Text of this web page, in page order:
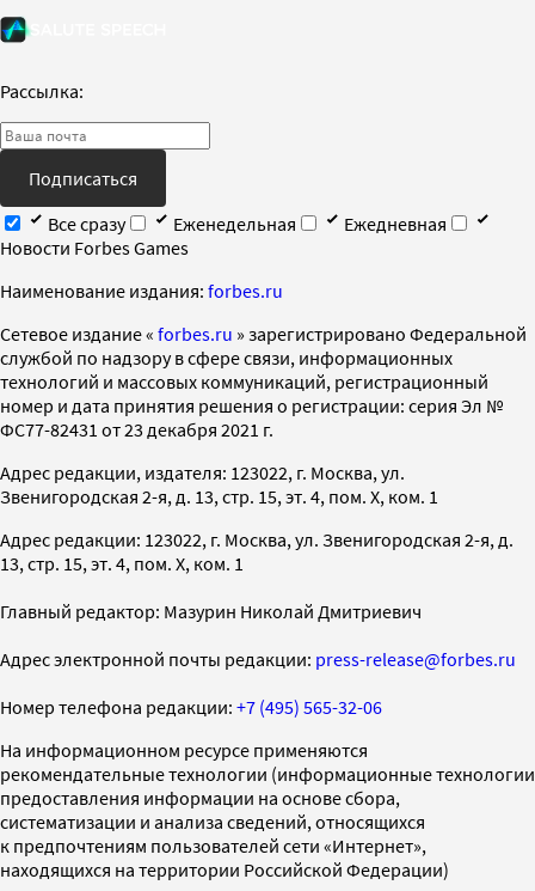
Рассылка:
Подписаться
Все сразу
Еженедельная
Ежедневная
Новости Forbes Games
Наименование издания: forbes.ru
Cетевое издание « forbes.ru » зарегистрировано Федеральной
службой по надзору в сфере связи, информационных
технологий и массовых коммуникаций, регистрационный
номер и дата принятия решения о регистрации: серия Эл №
ФС77-82431 от 23 декабря 2021 г.
Адрес редакции, издателя: 123022, г. Москва, ул.
Звенигородская 2-я, д. 13, стр. 15, эт. 4, пом. X, ком. 1
Адрес редакции: 123022, г. Москва, ул. Звенигородская 2-я, д.
13, стр. 15, эт. 4, пом. X, ком. 1
Главный редактор: Мазурин Николай Дмитриевич
Адрес электронной почты редакции: press-release@forbes.ru
Номер телефона редакции: +7 (495) 565-32-06
На информационном ресурсе применяются
рекомендательные технологии (информационные технологии
предоставления информации на основе сбора,
систематизации и анализа сведений, относящихся
к предпочтениям пользователей сети «Интернет»,
находящихся на территории Российской Федерации)